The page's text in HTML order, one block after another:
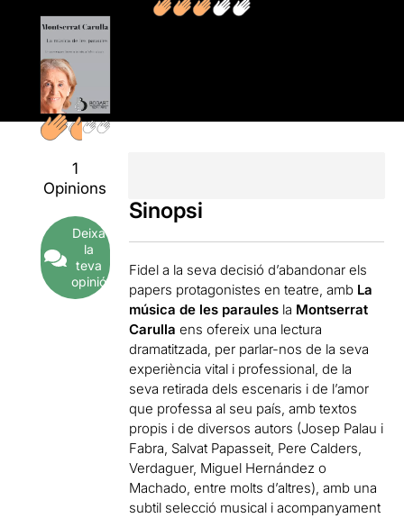
1
Opinions
Deixa
la
teva
opinió
Sinopsi
Fidel a la seva decisió d’abandonar els
papers protagonistes en teatre, amb La
música de les paraules la Montserrat
Carulla ens ofereix una lectura
dramatitzada, per parlar-nos de la seva
experiència vital i professional, de la
seva retirada dels escenaris i de l’amor
que professa al seu país, amb textos
propis i de diversos autors (Josep Palau i
Fabra, Salvat Papasseit, Pere Calders,
Verdaguer, Miguel Hernández o
Machado, entre molts d’altres), amb una
subtil selecció musical i acompanyament